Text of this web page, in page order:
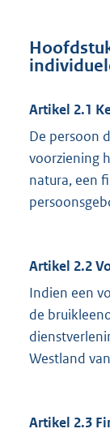
Artikel 2.1
De persoon
voorziening
natura, een
Artikel 2.2
Indien een
de
Westland
Artikel 2.3